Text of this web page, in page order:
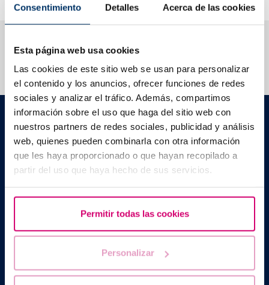
Consentimiento Detalles Acerca de las cookies
Esta página web usa cookies
Las cookies de este sitio web se usan para personalizar
el contenido y los anuncios, ofrecer funciones de redes
sociales y analizar el tráfico. Además, compartimos
información sobre el uso que haga del sitio web con
nuestros partners de redes sociales, publicidad y análisis
web, quienes pueden combinarla con otra información
que les haya proporcionado o que hayan recopilado a
partir del uso que haya hecho de sus servicios.
Permitir todas las cookies
Personalizar
Barcelona IVF
Edificio Planetarium
C./ Escoles Pies, 103. 08017 - Barcellona (Spagna)
+34 934 176 916
info@bcnivf.com
Barcelona IVF è un centro medico autorizzato dalla Generalitat de
Cataluyna ad operare nel campo della riproduzione umana
assistita con il codice identificativo E08050604.